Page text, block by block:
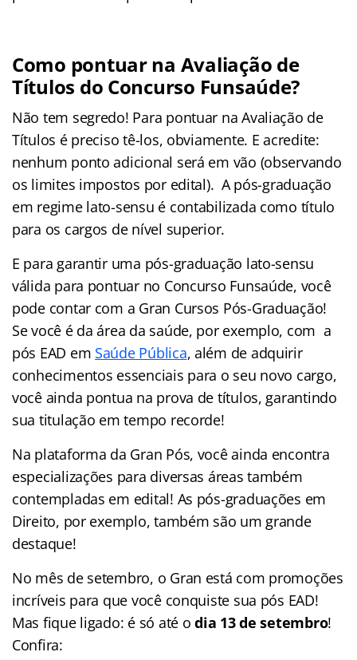
Como pontuar na Avaliação de
Títulos do Concurso Funsaúde?
Não tem segredo! Para pontuar na Avaliação de
Títulos é preciso tê-los, obviamente. E acredite:
nenhum ponto adicional será em vão (observando
os limites impostos por edital). A pós-graduação
em regime lato-sensu é contabilizada como título
para os cargos de nível superior.
E para garantir uma pós-graduação lato-sensu
válida para pontuar no Concurso Funsaúde, você
pode contar com a Gran Cursos Pós-Graduação!
Se você é da área da saúde, por exemplo, com a
pós EAD em Saúde Pública, além de adquirir
conhecimentos essenciais para o seu novo cargo,
você ainda pontua na prova de títulos, garantindo
sua titulação em tempo recorde!
Na plataforma da Gran Pós, você ainda encontra
especializações para diversas áreas também
contempladas em edital! As pós-graduações em
Direito, por exemplo, também são um grande
destaque!
No mês de setembro, o Gran está com promoções
incríveis para que você conquiste sua pós EAD!
Mas fique ligado: é só até odia 13 de setembro!
Confira: